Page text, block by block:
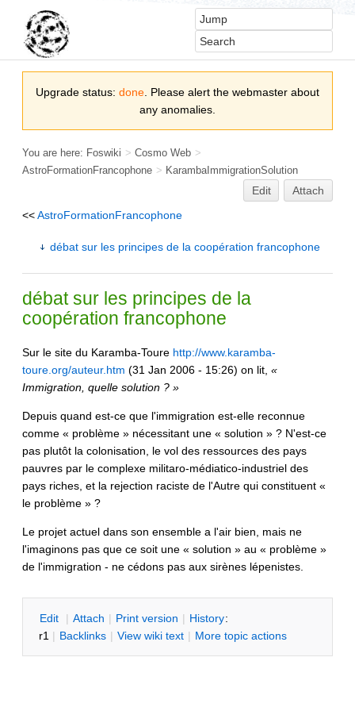
Upgrade status: done . Please alert the webmaster about
any anomalies.
You are here: Foswiki > Cosmo Web >
AstroFormationFrancophone > KarambaImmigrationSolution
Edit
Attach
<<AstroFormationFrancophone
débat sur les principes de la coopération francophone
débat sur les principes de la
coopération francophone
Sur le site du Karamba-Toure http://www.karamba-
toure.org/auteur.htm (31 Jan 2006 - 15:26) on lit, «
Immigration, quelle solution ? »
Depuis quand est-ce que l'immigration est-elle reconnue
comme « problème » nécessitant une « solution » ? N'est-ce
pas plutôt la colonisation, le vol des ressources des pays
pauvres par le complexe militaro-médiatico-industriel des
pays riches, et la rejection raciste de l'Autre qui constituent «
le problème » ?
Le projet actuel dans son ensemble a l'air bien, mais ne
l'imaginons pas que ce soit une « solution » au « problème »
de l'immigration - ne cédons pas aux sirènes lépenistes.
Edit | Attach | Print version | History:
r1 | Backlinks | View wiki text | More topic actions